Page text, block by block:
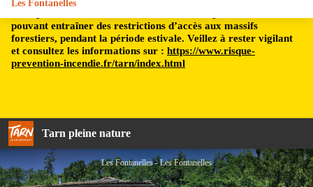
pouvant entraîner des restrictions d’accès aux massifs
forestiers, pendant la période estivale. Veillez à rester vigilant
et consultez les informations sur : https://www.risque-
prevention-incendie.fr/tarn/index.html
Tarn pleine nature
Les Fontanelles
Les Fontanelles - Les Fontanelles